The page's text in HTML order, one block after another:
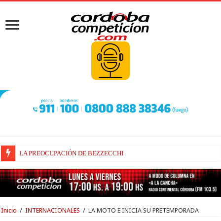
LA PREOCUPACIÓN DE BEZZECCHI
BEZZECCHI, RECUPERADO Y VELOZ
Inicio / INTERNACIONALES / LA MOTO E INICIA SU PRETEMPORADA